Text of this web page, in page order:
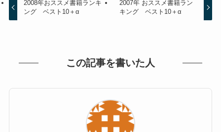
2008年おススメ書籍ランキ
ング ベスト10＋α
2007年 おススメ書籍ラン
キング ベスト10＋α
この記事を書いた人